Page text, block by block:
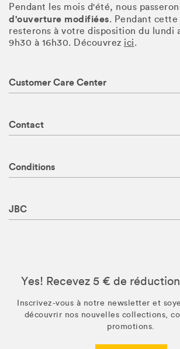
Pendant les mois d'été, nous
d'ouverture modifiées. Pendant
resterons à votre disposition du lundi
9h30 à 16h30. Découvrez ici.
Customer Care Center
Contact
Conditions
JBC
Yes! Recevez 5 € de
Inscrivez-vous à notre newsletter et
découvrir nos nouvelles collections,
promotions.